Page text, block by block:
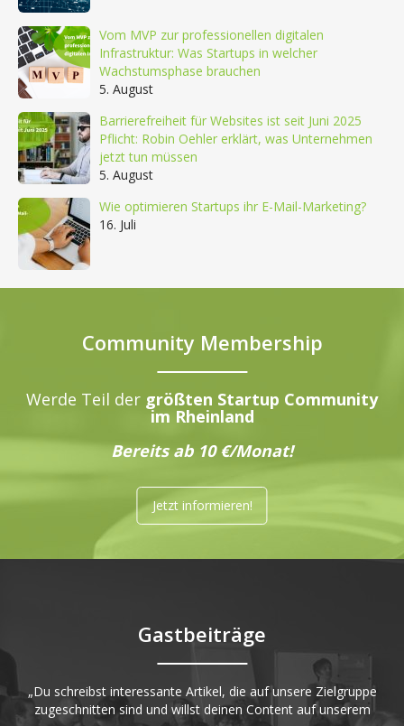
Vom MVP zur professionellen digitalen
Infrastruktur: Was Startups in welcher
Wachstumsphase brauchen
5. August
Barrierefreiheit für Websites ist seit Juni 2025
Pflicht: Robin Oehler erklärt, was Unternehmen
jetzt tun müssen
5. August
Wie optimieren Startups ihr E-Mail-Marketing?
16. Juli
Community Membership
Werde Teil der größten Startup Community
im Rheinland
Bereits ab 10 €/Monat!
Jetzt informieren!
Gastbeiträge
„Du schreibst interessante Artikel, die auf unsere Zielgruppe
zugeschnitten sind und willst deinen Content auf unserem